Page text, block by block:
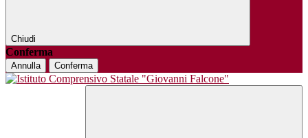
Chiudi
Conferma
Annulla Conferma